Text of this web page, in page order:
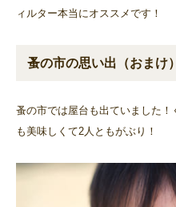
ィルター本当にオススメです！
蚤の市の思い出（おまけ）
蚤の市では屋台も出ていました
も美味しくて2人ともがぶり！